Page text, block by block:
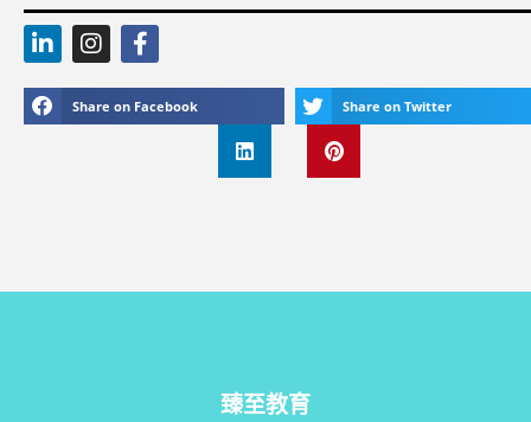
Share on Facebook Share on Twitter
臻至教育